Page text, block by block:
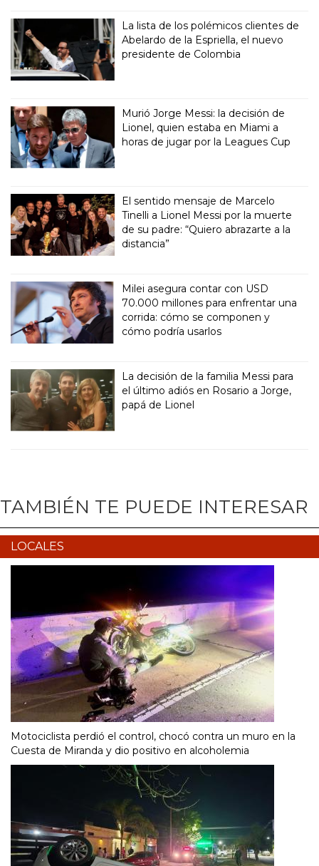
La lista de los polémicos clientes de
Abelardo de la Espriella, el nuevo
presidente de Colombia
Murió Jorge Messi: la decisión de
Lionel, quien estaba en Miami a
horas de jugar por la Leagues Cup
El sentido mensaje de Marcelo
Tinelli a Lionel Messi por la muerte
de su padre: “Quiero abrazarte a la
distancia”
Milei asegura contar con USD
70.000 millones para enfrentar una
corrida: cómo se componen y
cómo podría usarlos
La decisión de la familia Messi para
el último adiós en Rosario a Jorge,
papá de Lionel
TAMBIÉN TE PUEDE INTERESAR
LOCALES
Motociclista perdió el control, chocó contra un muro en la
Cuesta de Miranda y dio positivo en alcoholemia